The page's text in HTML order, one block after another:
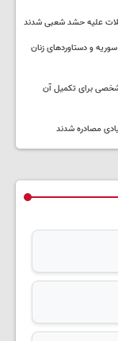
علیه حشد شعبی شدند
و دستاوردهای زنان
برای تکمیل آن
مصادره شدند